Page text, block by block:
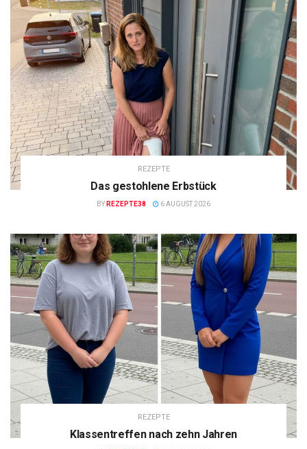
REZEPTE
Das gestohlene Erbstück
BY REZEPTE38 6 AUGUST 2026
REZEPTE
Klassentreffen nach zehn Jahren